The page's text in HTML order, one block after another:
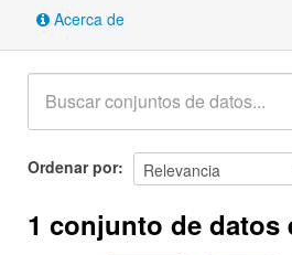
Acerca de
Ordenar por
1 conjunto de datos